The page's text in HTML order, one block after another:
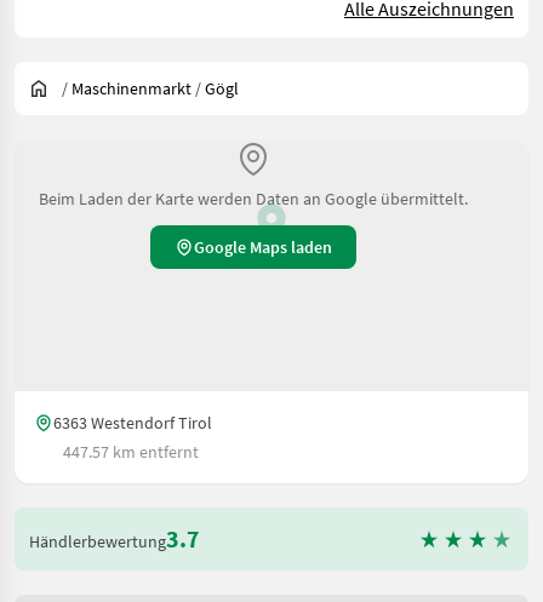
Alle Auszeichnungen
/ Maschinenmarkt /Gögl
Beim Laden der Karte werden Daten an Google übermittelt.
Google Maps laden
6363 Westendorf Tirol
447.57 km entfernt
Händlerbewertung3.7